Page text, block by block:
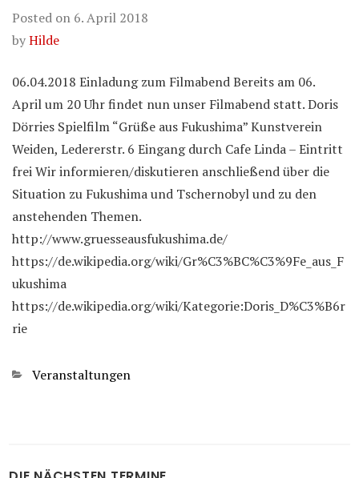
Posted on 6. April 2018
byHilde
06.04.2018 Einladung zum Filmabend Bereits am 06.
April um 20 Uhr findet nun unser Filmabend statt. Doris
Dörries Spielfilm “Grüße aus Fukushima” Kunstverein
Weiden, Ledererstr. 6 Eingang durch Cafe Linda – Eintritt
frei Wir informieren/diskutieren anschließend über die
Situation zu Fukushima und Tschernobyl und zu den
anstehenden Themen.
http://www.gruesseausfukushima.de/
https://de.wikipedia.org/wiki/Gr%C3%BC%C3%9Fe_aus_F
ukushima
https://de.wikipedia.org/wiki/Kategorie:Doris_D%C3%B6r
rie
Categories
Veranstaltungen